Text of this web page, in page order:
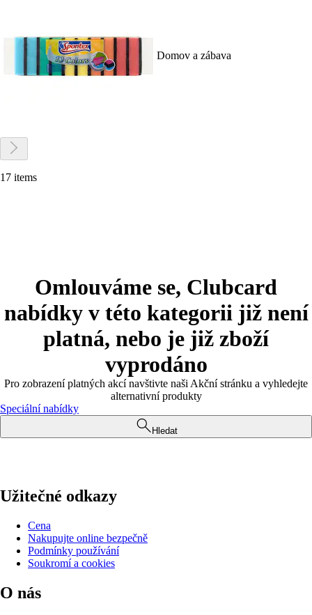
Domov a zábava
17 items
Omlouváme se, Clubcard
nabídky v této kategorii již není
platná, nebo je již zboží
vyprodáno
Pro zobrazení platných akcí navštivte naši Akční stránku a vyhledejte
alternativní produkty
Speciální nabídky
Hledat
Užitečné odkazy
Cena
Nakupujte online bezpečně
Podmínky používání
Soukromí a cookies
O nás